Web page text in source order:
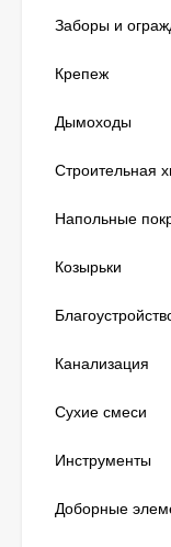
Заборы и
Крепеж
Дымоходы
Строительная
Напольные
Козырьки
Канализация
Сухие смеси
Инструменты
Доборные